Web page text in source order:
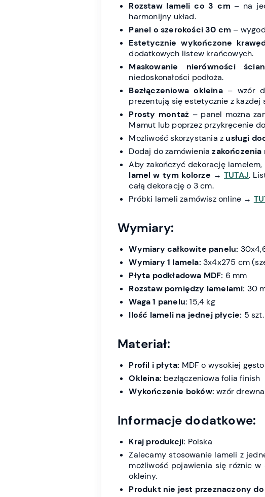
Rozstaw lameli co 3 cm – na
harmonijny układ.
Panel o szerokości 30 cm –
Estetycznie wykończone
dodatkowych listew krańcowych.
Maskowanie nierówności ścian
niedoskonałości podłoża.
Bezłączeniowa okleina– wzór
prezentują się estetycznie z każdej
Prosty montaż – panel można
Mamut lub poprzez przykręcenie
Możliwość skorzystania zusługi
Dodaj do zamówieniazakończenia
Aby zakończyć dekorację
lamel w tym kolorze →TUTAJ.
całą dekorację o 3 cm.
Próbki lameli zamówisz online →
Wymiary:
Wymiary całkowite panelu:
Wymiary 1 lamela: 3x4x275 cm
Płyta podkładowa MDF: 6 mm
Rozstaw pomiędzy lamelami: 30
Waga 1 panelu: 15,4 kg
Ilość lameli na jednej płycie: 5 szt.
Materiał:
Profil i płyta: MDF o wysokiej
Okleina: bezłączeniowa folia finish
Wykończenie boków: wzór
Informacje dodatkowe:
Kraj produkcji: Polska
Zalecamy stosowanie lameli z
możliwość pojawienia się różnic
okleiny.
Produkt nie jest przeznaczony